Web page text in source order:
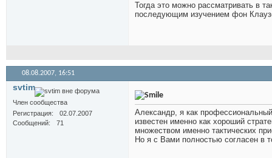
Тогда это можно рассматривать в
последующим изучением фон
08.08.2007, 16:51
svtim
Член сообщества
Регистрация
02.07.2007
Сообщений
71
Александр, я как
известен именно как хороший
множеством именно тактических
Но я с Вами полностью согласен в